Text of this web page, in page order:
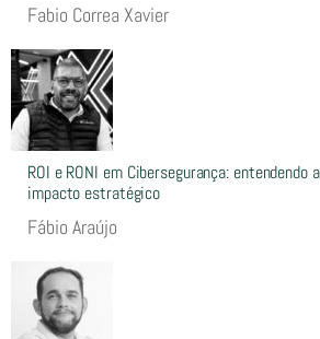
Fabio Correa Xavier
ROI e RONI em Cibersegurança: entendendo
impacto estratégico
Fábio Araújo